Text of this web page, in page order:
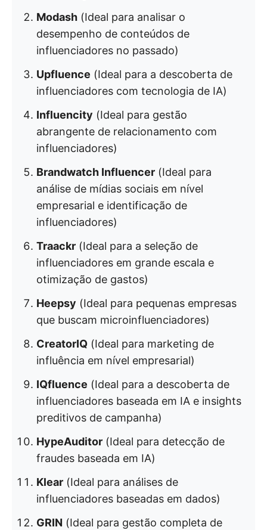
Modash (Ideal para analisar o
desempenho de conteúdos de
influenciadores no passado)
Upfluence (Ideal para a descoberta de
influenciadores com tecnologia de IA)
Influencity (Ideal para gestão
abrangente de relacionamento com
influenciadores)
Brandwatch Influencer (Ideal para
análise de mídias sociais em nível
empresarial e identificação de
influenciadores)
Traackr (Ideal para a seleção de
influenciadores em grande escala e
otimização de gastos)
Heepsy (Ideal para pequenas empresas
que buscam microinfluenciadores)
CreatorIQ (Ideal para marketing de
influência em nível empresarial)
IQfluence (Ideal para a descoberta de
influenciadores baseada em IA e insights
preditivos de campanha)
HypeAuditor (Ideal para detecção de
fraudes baseada em IA)
Klear (Ideal para análises de
influenciadores baseadas em dados)
GRIN (Ideal para gestão completa de